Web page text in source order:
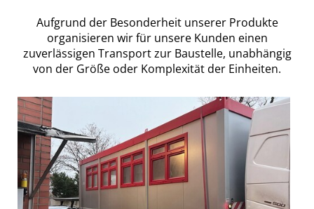
Aufgrund der Besonderheit unserer Produkte
organisieren wir für unsere Kunden einen
zuverlässigen Transport zur Baustelle, unabhängig
von der Größe oder Komplexität der Einheiten.